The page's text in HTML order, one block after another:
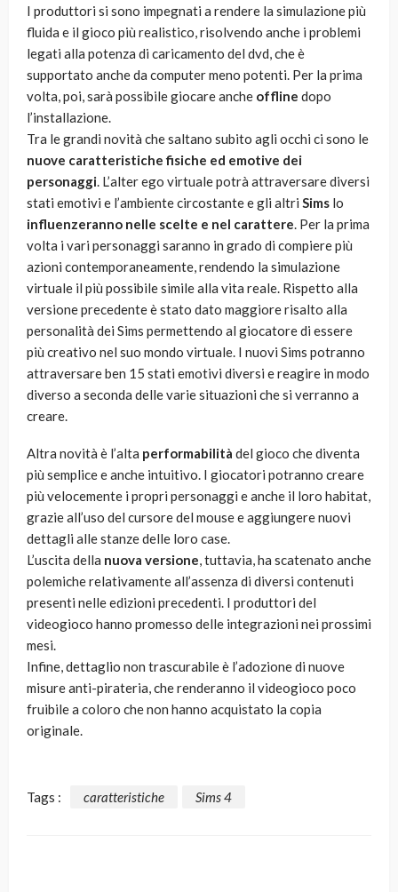
I produttori si sono impegnati a rendere la simulazione più
fluida e il gioco più realistico, risolvendo anche i problemi
legati alla potenza di caricamento del dvd, che è
supportato anche da computer meno potenti. Per la prima
volta, poi, sarà possibile giocare anche offline dopo
l’installazione.
Tra le grandi novità che saltano subito agli occhi ci sono le
nuove caratteristiche fisiche ed emotive dei
personaggi. L’alter ego virtuale potrà attraversare diversi
stati emotivi e l’ambiente circostante e gli altri Sims lo
influenzeranno nelle scelte e nel carattere. Per la prima
volta i vari personaggi saranno in grado di compiere più
azioni contemporaneamente, rendendo la simulazione
virtuale il più possibile simile alla vita reale. Rispetto alla
versione precedente è stato dato maggiore risalto alla
personalità dei Sims permettendo al giocatore di essere
più creativo nel suo mondo virtuale. I nuovi Sims potranno
attraversare ben 15 stati emotivi diversi e reagire in modo
diverso a seconda delle varie situazioni che si verranno a
creare.
Altra novità è l’alta performabilità del gioco che diventa
più semplice e anche intuitivo. I giocatori potranno creare
più velocemente i propri personaggi e anche il loro habitat,
grazie all’uso del cursore del mouse e aggiungere nuovi
dettagli alle stanze delle loro case.
L’uscita della nuova versione, tuttavia, ha scatenato anche
polemiche relativamente all’assenza di diversi contenuti
presenti nelle edizioni precedenti. I produttori del
videogioco hanno promesso delle integrazioni nei prossimi
mesi.
Infine, dettaglio non trascurabile è l’adozione di nuove
misure anti-pirateria, che renderanno il videogioco poco
fruibile a coloro che non hanno acquistato la copia
originale.
Tags : caratteristiche Sims 4